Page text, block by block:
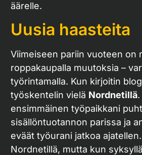
äärelle.
Uusia haasteita
Viimeiseen pariin vuoteen on
roppakaupalla muutoksia –
työrintamalla. Kun kirjoitin
työskentelin vielä Nordnetillä
ensimmäinen työpaikkani
sisällöntuotannon parissa ja
eväät työurani jatkoa
Nordnetillä, mutta kun